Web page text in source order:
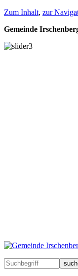
Zum Inhalt, zur
Gemeinde